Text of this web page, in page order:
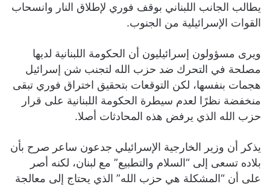
يطالب الجانب اللبناني بوقف فوري لإطلاق النار وانسحاب
القوات الإسرائيلية من الجنوب.
ويرى مسؤولون إسرائيليون أن الحكومة اللبنانية لديها
مصلحة في التحرك ضد حزب الله لتجنب شن إسرائيل
هجمات بنفسها، لكن التوقعات بتحقيق اختراق فوري تبقى
منخفضة نظرًا لعدم سيطرة الحكومة اللبنانية على قرار
حزب الله الذي يرفض هذه المحادثات أصلا.
يذكر أن وزير الخارجية الإسرائيلي جدعون ساعر صرح بأن
بلاده تسعى إلى “السلام والتطبيع” مع لبنان، لكنه أصر
على أن “المشكلة هي حزب الله” الذي يحتاج إلى معالجة